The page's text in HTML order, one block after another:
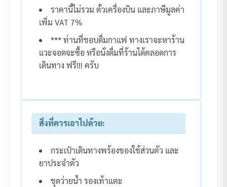
ราคานี้ไม่รวม ตั๋วเครื่องบิน และภาษีมูลค่า
เพิ่ม VAT 7%
*** ท่านที่ชอบดื่มกาแฟ ทางเราจะหาร้าน
แวะจอดจะซื้อ หรือนั่งดื่มที่ร้านได้ตลอดการ
เดินทาง ฟรี!!! ครับ
สิ่งที่ควรเอาไปด้วย:
กระเป๋าเดินทางพร้องของใช้ส่วนตัว และ
ยาประจำตัว
ชุดว่ายน้ำ รองเท้าแตะ